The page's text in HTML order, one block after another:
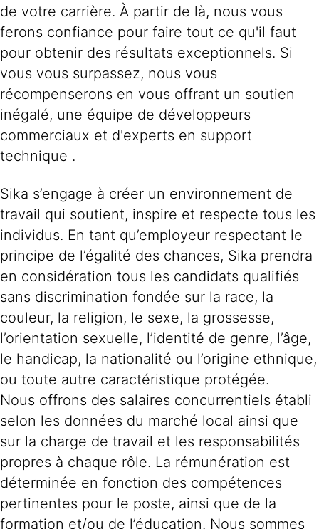
de votre carrière. À partir de là, nous vous
ferons confiance pour faire tout ce qu'il faut
pour obtenir des résultats exceptionnels. Si
vous vous surpassez, nous vous
récompenserons en vous offrant un soutien
inégalé, une équipe de développeurs
commerciaux et d'experts en support
technique .
Sika s’engage à créer un environnement de
travail qui soutient, inspire et respecte tous les
individus. En tant qu’employeur respectant le
principe de l’égalité des chances, Sika prendra
en considération tous les candidats qualifiés
sans discrimination fondée sur la race, la
couleur, la religion, le sexe, la grossesse,
l’orientation sexuelle, l’identité de genre, l’âge,
le handicap, la nationalité ou l’origine ethnique,
ou toute autre caractéristique protégée.
Nous offrons des salaires concurrentiels établi
selon les données du marché local ainsi que
sur la charge de travail et les responsabilités
propres à chaque rôle. La rémunération est
déterminée en fonction des compétences
pertinentes pour le poste, ainsi que de la
formation et/ou de l’éducation. Nous sommes